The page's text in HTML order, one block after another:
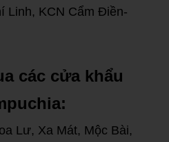
Linh, KCN Cẩm Điền-
các cửa khẩu
Lư, Xa Mát, Mộc Bài,